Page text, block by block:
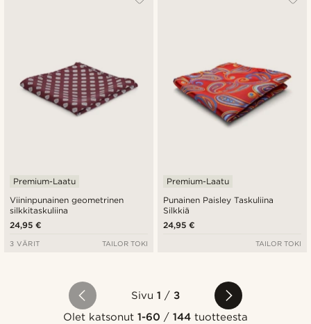
Viininpunainen geometrinen
silkkitaskuliina
Premium-Laatu
24,95 €
3 VÄRIT TAILOR TOKI
Punainen Paisley Taskuliina
Silkkiä
Premium-Laatu
24,95 €
TAILOR TOKI
Sivu 1 /3
Olet katsonut 1-60 /144 tuotteesta